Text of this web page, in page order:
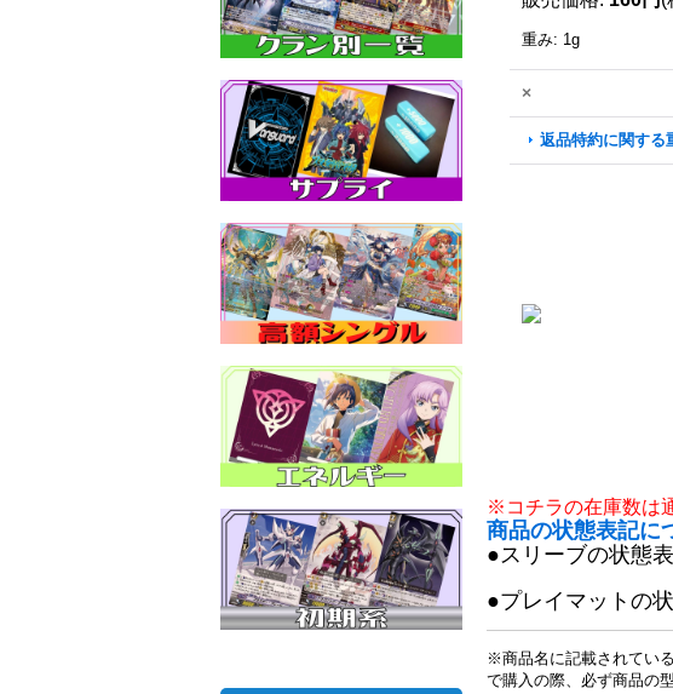
重み: 1g
×
返品特約に関する
※コチラの在庫数は
商品の状態表記に
●スリーブの状態
●プレイマットの
※商品名に記載されてい
で購入の際、必ず商品の